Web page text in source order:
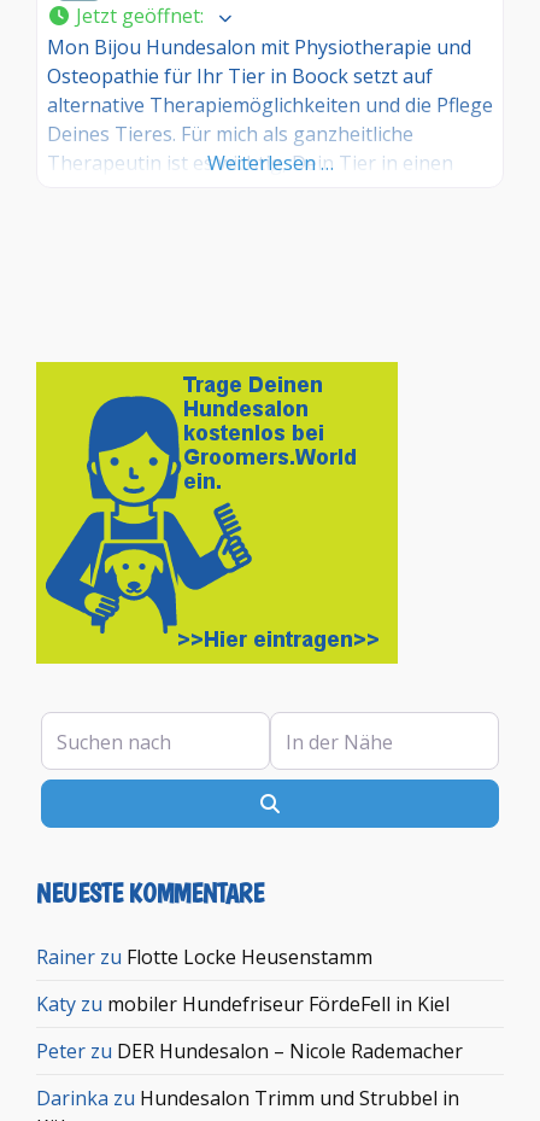
Jetzt geöffnet:
Mon Bijou Hundesalon mit Physiotherapie und
Osteopathie für Ihr Tier in Boock setzt auf
alternative Therapiemöglichkeiten und die Pflege
Deines Tieres. Für mich als ganzheitliche
Therapeutin ist es wichtig, Dein Tier in einen
Weiterlesen …
Suchen nach In der Nähe
NEUESTE KOMMENTARE
Rainer zu Flotte Locke Heusenstamm
Katy zu mobiler Hundefriseur FördeFell in Kiel
Peter zu DER Hundesalon – Nicole Rademacher
Darinka zu Hundesalon Trimm und Strubbel in